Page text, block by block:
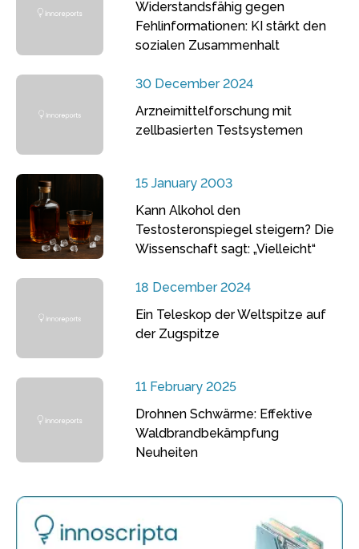
Widerstandsfähig gegen
Fehlinformationen: KI stärkt den
sozialen Zusammenhalt
30 December 2024
Arzneimittelforschung mit
zellbasierten Testsystemen
15 January 2003
Kann Alkohol den
Testosteronspiegel steigern? Die
Wissenschaft sagt: „Vielleicht“
18 December 2024
Ein Teleskop der Weltspitze auf
der Zugspitze
11 February 2025
Drohnen Schwärme: Effektive
Waldbrandbekämpfung
Neuheiten